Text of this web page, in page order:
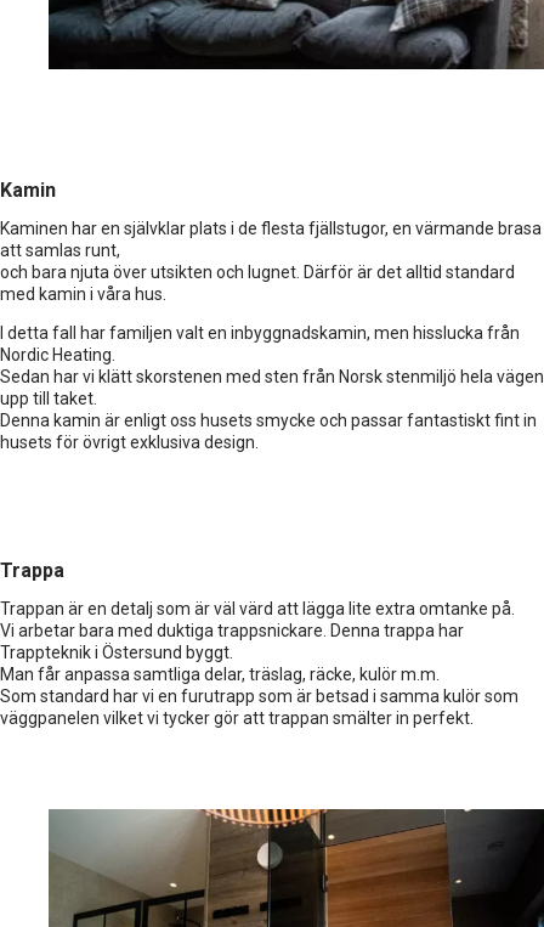
Kamin
Kaminen har en självklar plats i de flesta fjällstugor, en värmande brasa
att samlas runt,
och bara njuta över utsikten och lugnet. Därför är det alltid standard
med kamin i våra hus.
I detta fall har familjen valt en inbyggnadskamin, men hisslucka från
Nordic Heating.
Sedan har vi klätt skorstenen med sten från Norsk stenmiljö hela vägen
upp till taket.
Denna kamin är enligt oss husets smycke och passar fantastiskt fint in
husets för övrigt exklusiva design.
Trappa
Trappan är en detalj som är väl värd att lägga lite extra omtanke på.
Vi arbetar bara med duktiga trappsnickare. Denna trappa har
Trappteknik i Östersund byggt.
Man får anpassa samtliga delar, träslag, räcke, kulör m.m.
Som standard har vi en furutrapp som är betsad i samma kulör som
väggpanelen vilket vi tycker gör att trappan smälter in perfekt.